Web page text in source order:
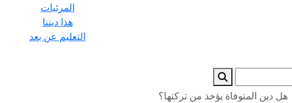
المرئيات
هذا ديننا
التعليم عن بعد
هل دين المتوفاة يؤخذ من تركتها؟